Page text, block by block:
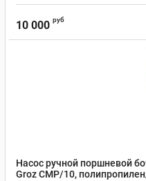
10 000 руб
Насос ручной поршневой
Groz CMP/10,